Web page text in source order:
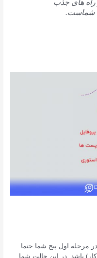
راه های جذب
شماست.
مرحله اول پیج شما حتما
باشد. در این حالت شما